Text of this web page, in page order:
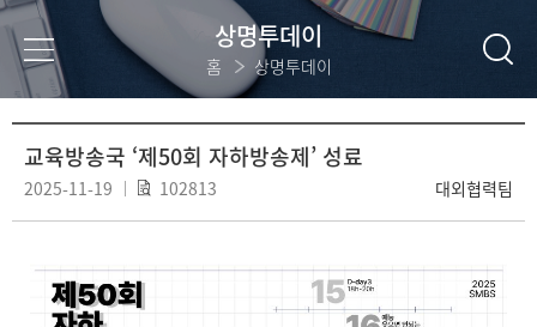
상명투데이
홈 상명투데이
교육방송국 ‘제50회 자하방송제’ 성료
2025-11-19 102813 대외협력팀